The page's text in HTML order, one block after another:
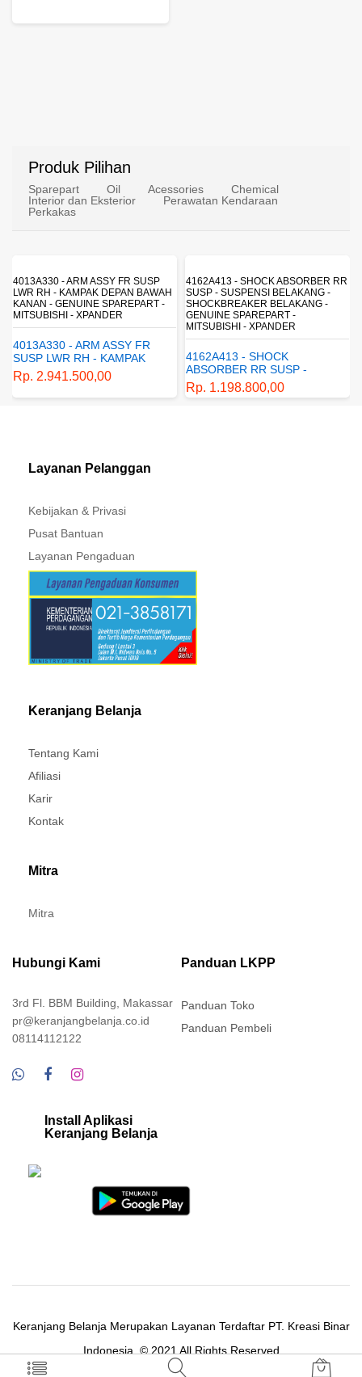
Produk Pilihan
Sparepart Oil Acessories
Chemical
Interior dan Eksterior
Perawatan Kendaraan
Perkakas
4013A330 - ARM ASSY FR SUSP
LWR RH - KAMPAK DEPAN BAWAH
KANAN - GENUINE SPAREPART -
MITSUBISHI - XPANDER
4013A330 - ARM ASSY FR
SUSP LWR RH - KAMPAK
DEPAN BAWAH KANAN -
GENUINE SPAREPART -
MITSUBISHI - XPANDER
Rp. 2.941.500,00
4162A413 - SHOCK ABSORBER RR
SUSP - SUSPENSI BELAKANG -
SHOCKBREAKER BELAKANG -
GENUINE SPAREPART -
MITSUBISHI - XPANDER
4162A413 - SHOCK
ABSORBER RR SUSP -
SUSPENSI BELAKANG -
SHOCKBREAKER BELAKANG
Rp. 1.198.800,00
Layanan Pelanggan
Kebijakan & Privasi
Pusat Bantuan
Layanan Pengaduan
Keranjang Belanja
Tentang Kami
Afiliasi
Karir
Kontak
Mitra
Mitra
Hubungi Kami
3rd Fl. BBM Building, Makassar
pr@keranjangbelanja.co.id
08114112122
Panduan LKPP
Panduan Toko
Panduan Pembeli
Install Aplikasi
Keranjang Belanja
Keranjang Belanja Merupakan Layanan Terdaftar PT. Kreasi Binar
Indonesia. © 2021 All Rights Reserved